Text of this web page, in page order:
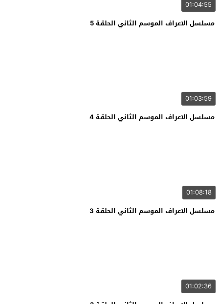
01:04:55
مسلسل الاعراف الموسم الثاني الحلقة 5
01:03:59
مسلسل الاعراف الموسم الثاني الحلقة 4
01:08:18
مسلسل الاعراف الموسم الثاني الحلقة 3
01:02:36